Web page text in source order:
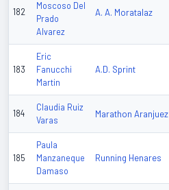
182
Moscoso Del
Prado
Alvarez
A. A. Moratalaz
183
Eric
Fanucchi
Martin
A.D. Sprint
184
Claudia Ruiz
Varas
Marathon Aranjuez
185
Paula
Manzaneque
Damaso
Running Henares